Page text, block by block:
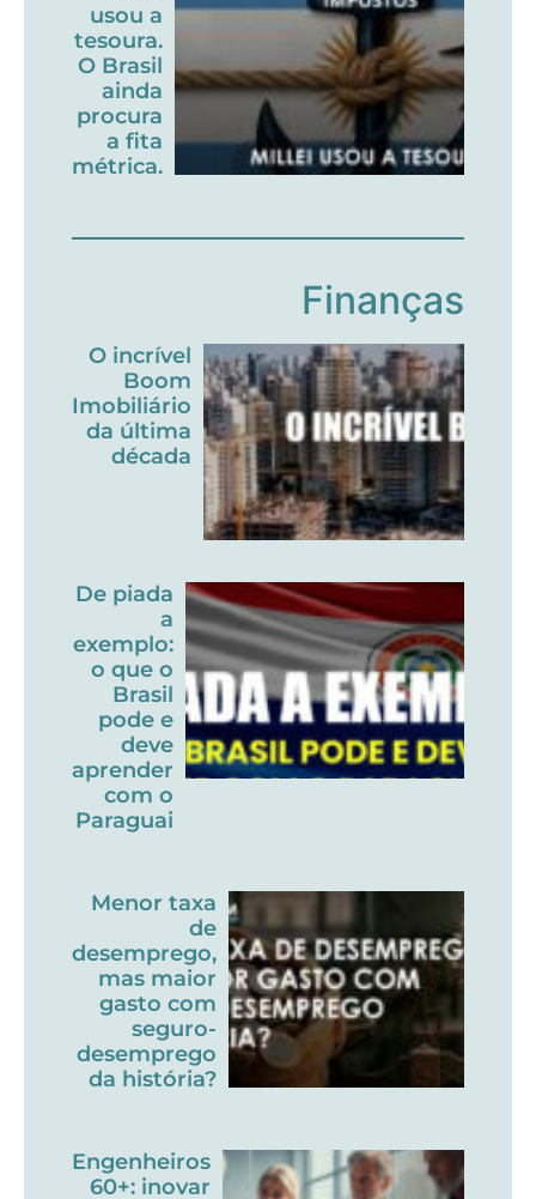
usou a
tesoura.
O Brasil
ainda
procura
a fita
métrica.
Finanças
O incrível
Boom
Imobiliário
da última
década
De piada
a
exemplo:
o que o
Brasil
pode e
deve
aprender
com o
Paraguai
Menor taxa
de
desemprego,
mas maior
gasto com
seguro-
desemprego
da história?
Engenheiros
60+: inovar